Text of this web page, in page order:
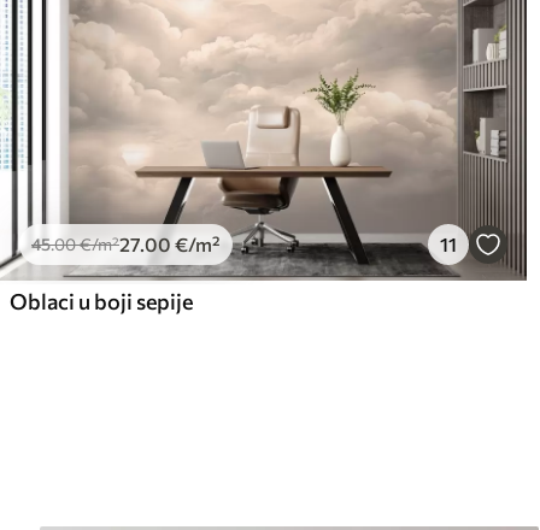
45.00€/m²27.00 €/m² 11
Oblaci u boji sepije